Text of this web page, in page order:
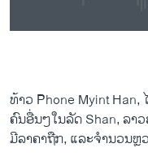
ທ້າວ Phone Myint Han,
ຄົນ​ອື່ນໆ​ໃນ​ລັດ Shan, ລາ
ມີ​ລາຄາ​ຖືກ, ​ແລະຈຳນວນ​